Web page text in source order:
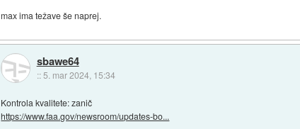
max ima težave še naprej.
sbawe64
:: 5. mar 2024, 15:34
Kontrola kvalitete: zanič
https://www.faa.gov/newsroom/updates-bo...